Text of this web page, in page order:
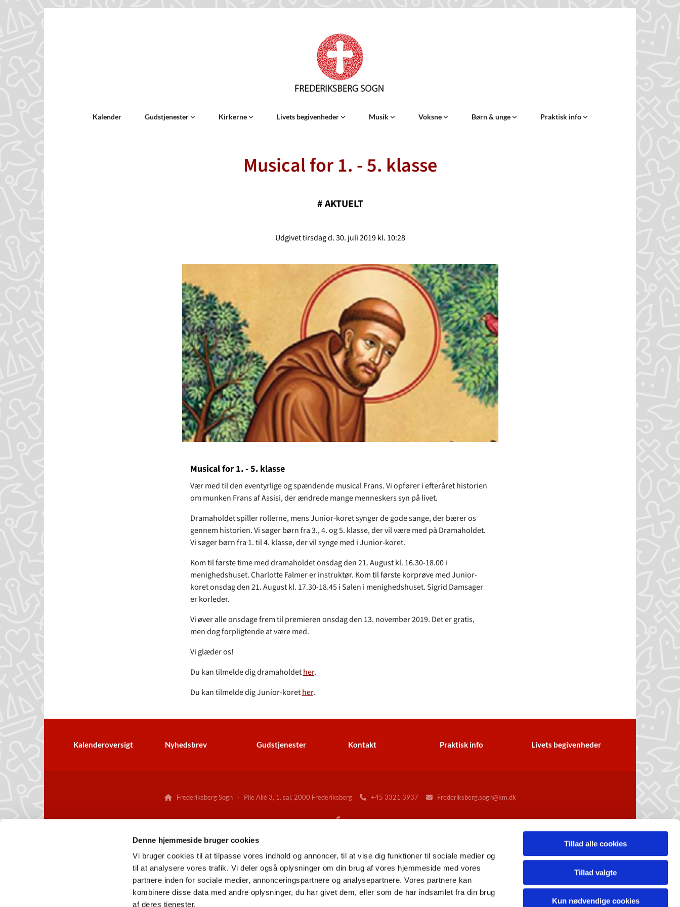
Denne hjemmeside bruger cookies
Vi bruger cookies til at tilpasse vores indhold og annoncer, til at vise dig funktioner til sociale medier og
til at analysere vores trafik. Vi deler også oplysninger om din brug af vores hjemmeside med vores
partnere inden for sociale medier, annonceringspartnere og analysepartnere. Vores partnere kan
kombinere disse data med andre oplysninger, du har givet dem, eller som de har indsamlet fra din brug
af deres tjenester.
Tillad alle cookies
Tillad valgte
Kun nødvendige cookies
Kalender Gudstjenester Kirkerne Livets begivenheder Musik Voksne Børn & unge Praktisk info
Musical for 1. - 5. klasse
#AKTUELT
Udgivet tirsdag d. 30. juli 2019 kl. 10:28
Musical for 1. - 5. klasse
Vær med til den eventyrlige og spændende musical Frans. Vi opfører i efteråret historien
om munken Frans af Assisi, der ændrede mange menneskers syn på livet.
Dramaholdet spiller rollerne, mens Junior-koret synger de gode sange, der bærer os
gennem historien. Vi søger børn fra 3., 4. og 5. klasse, der vil være med på Dramaholdet.
Vi søger børn fra 1. til 4. klasse, der vil synge med i Junior-koret.
Kom til første time med dramaholdet onsdag den 21. August kl. 16.30-18.00 i
menighedshuset. Charlotte Falmer er instruktør. Kom til første korprøve med Junior-
koret onsdag den 21. August kl. 17.30-18.45 i Salen i menighedshuset. Sigrid Damsager
er korleder.
Vi øver alle onsdage frem til premieren onsdag den 13. november 2019. Det er gratis,
men dog forpligtende at være med.
Vi glæder os!
Du kan tilmelde dig dramaholdether.
Du kan tilmelde dig Junior-korether.
Kalenderoversigt Nyhedsbrev Gudstjenester Kontakt Praktisk info Livets begivenheder
Frederiksberg Sogn · Pile Allé 3, 1. sal, 2000 Frederiksberg +45 3321 3937 Frederiksberg.sogn@km.dk
Gå til Folkekirken på Frederiksberg
Kontakt Tilgængelighedserklæring